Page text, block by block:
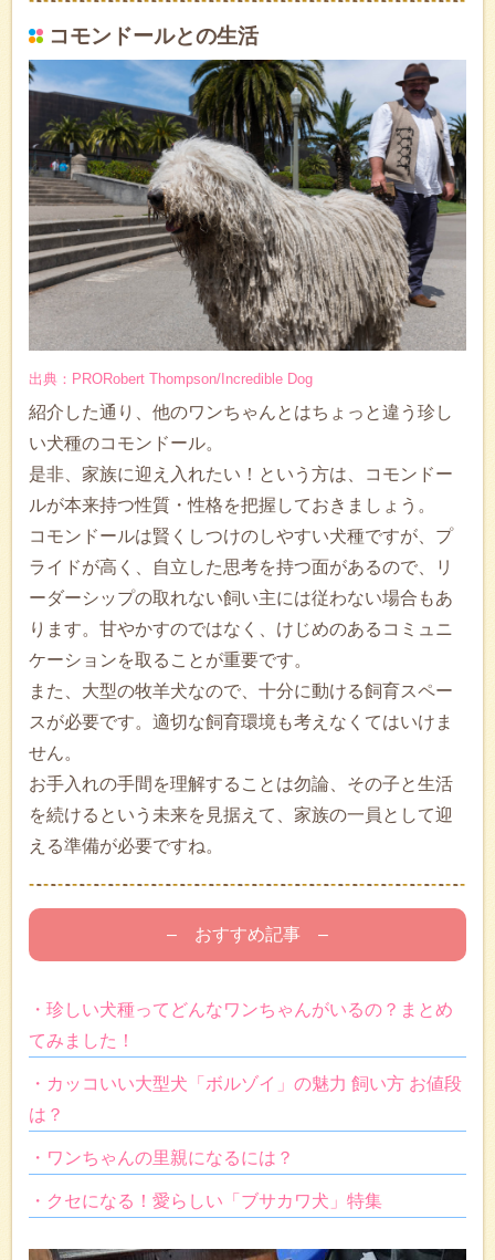
コモンドールとの生活
出典：PRORobert Thompson/Incredible Dog
紹介した通り、他のワンちゃんとはちょっと違う珍し
い犬種のコモンドール。
是非、家族に迎え入れたい！という方は、コモンドー
ルが本来持つ性質・性格を把握しておきましょう。
コモンドールは賢くしつけのしやすい犬種ですが、プ
ライドが高く、自立した思考を持つ面があるので、リ
ーダーシップの取れない飼い主には従わない場合もあ
ります。甘やかすのではなく、けじめのあるコミュニ
ケーションを取ることが重要です。
また、大型の牧羊犬なので、十分に動ける飼育スペー
スが必要です。適切な飼育環境も考えなくてはいけま
せん。
お手入れの手間を理解することは勿論、その子と生活
を続けるという未来を見据えて、家族の一員として迎
える準備が必要ですね。
– おすすめ記事 –
・珍しい犬種ってどんなワンちゃんがいるの？まとめ
てみました！
・カッコいい大型犬「ボルゾイ」の魅力 飼い方 お値段
は？
・ワンちゃんの里親になるには？
・クセになる！愛らしい「ブサカワ犬」特集